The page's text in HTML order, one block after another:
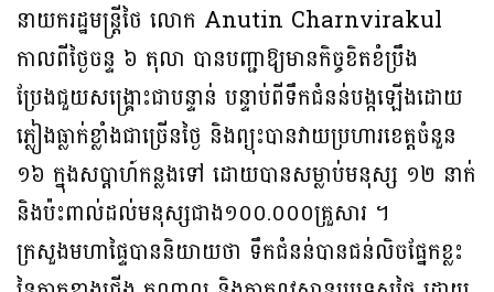
នាយករដ្ឋមន្ត្រីថៃ លោក Anutin Charnvirakul
កាលពីថ្ងៃចន្ទ ៦ តុលា បានបញ្ជាឱ្យមានកិច្ចខិតខំប្រឹង
ប្រែងជួយសង្គ្រោះជាបន្ទាន់ បន្ទាប់ពីទឹកជំនន់បង្កឡើងដោយ
ភ្លៀងធ្លាក់ខ្លាំងជាច្រើនថ្ងៃ និងព្យុះបានវាយប្រហារខេត្តចំនួន
១៦ ក្នុងសប្តាហ៍កន្លងទៅ ដោយបានសម្លាប់មនុស្ស ១២ នាក់
និងប៉ះពាល់ដល់មនុស្សជាង១០០.០០០គ្រួសារ ។
ក្រសួងមហាផ្ទៃបាននិយាយថា ទឹកជំនន់បានជន់លិចផ្នែកខ្លះ